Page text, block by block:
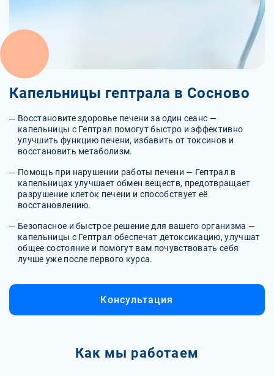
Капельницы гептрала в Сосново
Восстановите здоровье печени за один сеанс —
капельницы с Гептрал помогут быстро и эффективно
улучшить функцию печени, избавить от токсинов и
восстановить метаболизм.
Помощь при нарушении работы печени — Гептрал в
капельницах улучшает обмен веществ, предотвращает
разрушение клеток печени и способствует её
восстановлению.
Безопасное и быстрое решение для вашего организма —
капельницы с Гептрал обеспечат детоксикацию, улучшат
общее состояние и помогут вам почувствовать себя
лучше уже после первого курса.
Консультация
Как мы работаем